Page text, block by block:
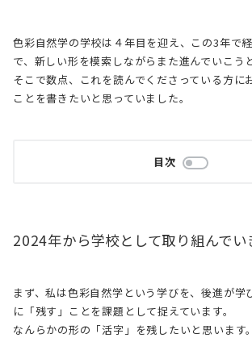
色彩自然学の学校は４年目を迎え、この3年で
で、新しい形を模索しながらまた進んでいこう
そこで数点、これを読んでくださっている方に
ことを書きたいと思っていました。
目次
2024年から学校として取り組んでい
まず、私は色彩自然学という学びを、後進が学
に「残す」ことを課題として捉えています。
なんらかの形の「活字」を残したいと思います